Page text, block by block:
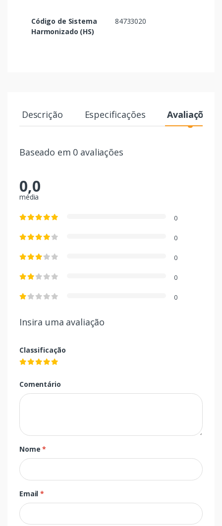
Código de Sistema
Harmonizado (HS)
84733020
Descrição Especificações Avaliações
Baseado em 0 avaliações
0,0
média
0
0
0
0
0
Insira uma avaliação
Classificação
Comentário
Nome*
Email*